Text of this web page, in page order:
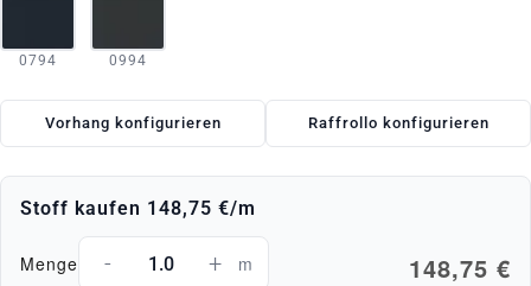
0794 0994
Vorhang konfigurieren Raffrollo konfigurieren
Stoff kaufen 148,75 €/m
Menge - + m 148,75 €